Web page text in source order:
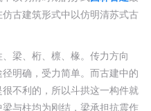
古建筑形式中以仿明清苏式古
梁、桁、檩、椽。传力方向
确，受力简单。而古建中的
不利的，所以斗拱这一构件就
与柱均为刚结，梁承担抗震作